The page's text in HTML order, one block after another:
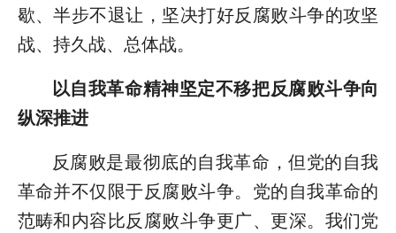
歇、半步不退让，坚决打好反腐败斗争的攻坚
战、持久战、总体战。
以自我革命精神坚定不移把反腐败斗争向
纵深推进
反腐败是最彻底的自我革命，但党的自我
革命并不仅限于反腐败斗争。党的自我革命的
范畴和内容比反腐败斗争更广、更深。我们党